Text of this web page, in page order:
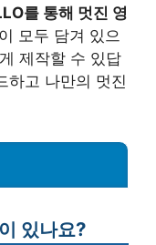
를 통해 멋진 영
모두 담겨 있으
제작할 수 있답
하고 나만의 멋진
있나요?